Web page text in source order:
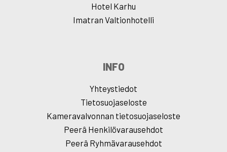
Hotel Karhu
Imatran Valtionhotelli
INFO
Yhteystiedot
Tietosuojaseloste
Kameravalvonnan tietosuojaseloste
Peerâ Henkilövarausehdot
Peerâ Ryhmävarausehdot